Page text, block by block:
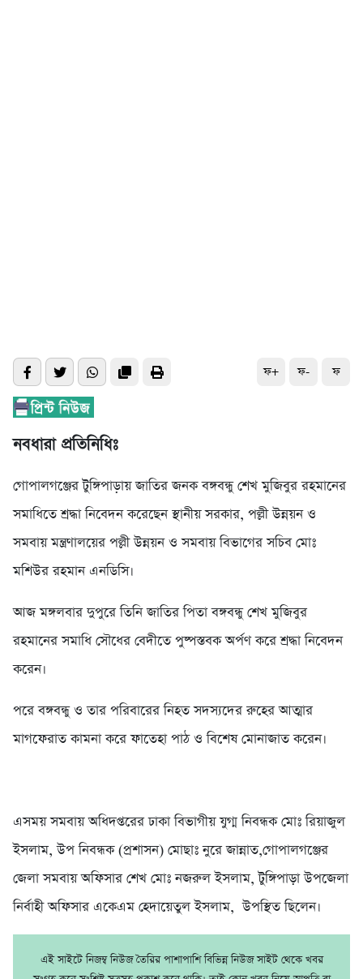
ফ+ ফ- ফ
নবধারা প্রতিনিধিঃ
গোপালগঞ্জের টুঙ্গিপাড়ায় জাতির জনক বঙ্গবন্ধু শেখ মুজিবুর রহমানের
সমাধিতে শ্রদ্ধা নিবেদন করেছেন স্থানীয় সরকার, পল্লী উন্নয়ন ও
সমবায় মন্ত্রণালয়ের পল্লী উন্নয়ন ও সমবায় বিভাগের সচিব মোঃ
মশিউর রহমান এনডিসি।
আজ মঙ্গলবার দুপুরে তিনি জাতির পিতা বঙ্গবন্ধু শেখ মুজিবুর
রহমানের সমাধি সৌধের বেদীতে পুষ্পস্তবক অর্পণ করে শ্রদ্ধা নিবেদন
করেন।
পরে বঙ্গবন্ধু ও তার পরিবারের নিহত সদস্যদের রুহের আত্মার
মাগফেরাত কামনা করে ফাতেহা পাঠ ও বিশেষ মোনাজাত করেন।
এসময় সমবায় অধিদপ্তরের ঢাকা বিভাগীয় যুগ্ম নিবন্ধক মোঃ রিয়াজুল
ইসলাম, উপ নিবন্ধক (প্রশাসন) মোছাঃ নুরে জান্নাত,গোপালগঞ্জের
জেলা সমবায় অফিসার শেখ মোঃ নজরুল ইসলাম, টুঙ্গিপাড়া উপজেলা
নির্বাহী অফিসার একেএম হেদায়েতুল ইসলাম, উপস্থিত ছিলেন।
এই সাইটে নিজম্ব নিউজ তৈরির পাশাপাশি বিভিন্ন নিউজ সাইট থেকে খবর